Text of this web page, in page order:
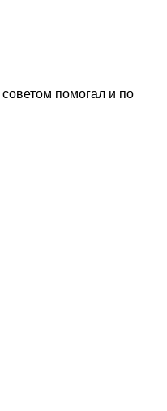
помогал и по